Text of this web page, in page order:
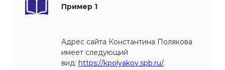
Пример 1
Адрес сайта Константина Полякова
имеет следующий
вид: https://kpolyakov.spb.ru/.